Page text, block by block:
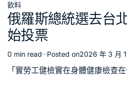
Posted
in
飲料
俄羅斯總統選去台
始投票
Estimated
read
0 min read Posted on2026 年 3 月
「實勞工健檢實在身體健康檢查